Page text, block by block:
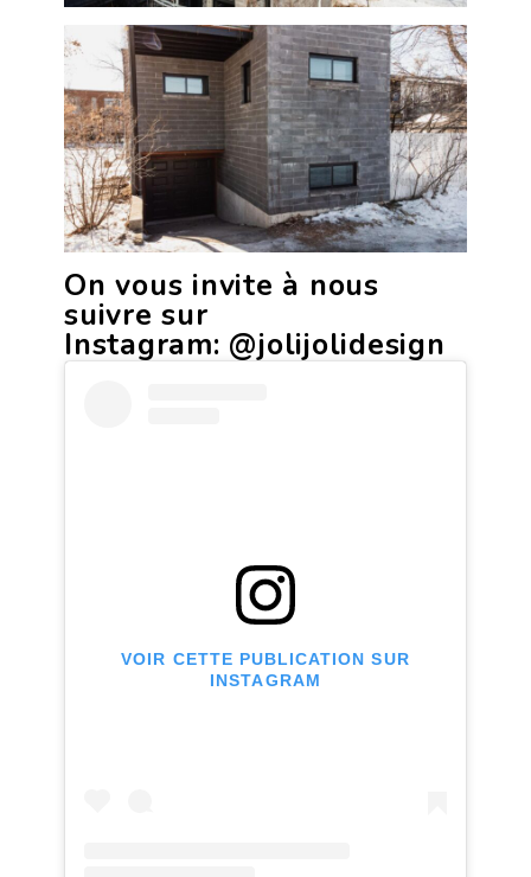
On vous invite à nous
suivre sur
Instagram: @jolijolidesign
VOIR CETTE PUBLICATION SUR
INSTAGRAM